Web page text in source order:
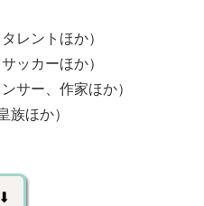
レントほか）
サッカーほか）
ンサー、作家ほか）
族ほか）